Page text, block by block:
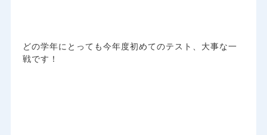
どの学年にとっても今年度初めてのテスト、大事な一
戦です！